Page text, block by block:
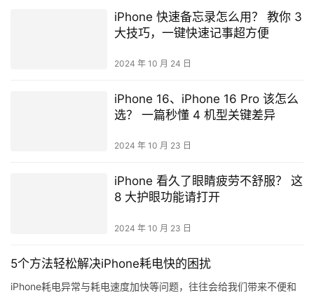
iPhone 快速备忘录怎么用？ 教你 3
大技巧，一键快速记事超方便
2024 年 10 月 24 日
iPhone 16、iPhone 16 Pro 该怎么
选？ 一篇秒懂 4 机型关键差异
2024 年 10 月 23 日
iPhone 看久了眼睛疲劳不舒服？ 这
8 大护眼功能请打开
2024 年 10 月 23 日
5个方法轻松解决iPhone耗电快的困扰
iPhone耗电异常与耗电速度加快等问题，往往会给我们带来不便和